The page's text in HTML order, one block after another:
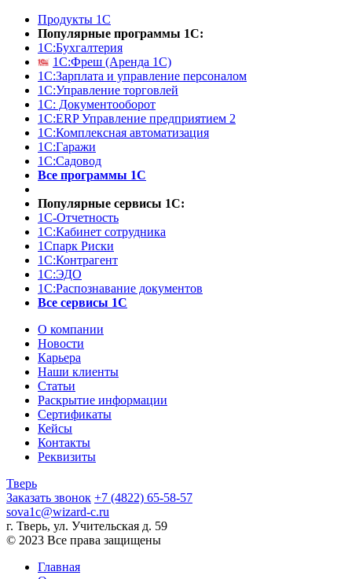
Продукты 1С
Популярные программы 1С:
1С:Бухгалтерия
1С:Фреш (Аренда 1С)
1С:Зарплата и управление персоналом
1С:Управление торговлей
1С: Документооборот
1С:ERP Управление предприятием 2
1С:Комплексная автоматизация
1С:Гаражи
1С:Садовод
Все программы 1С
Популярные сервисы 1С:
1С-Отчетность
1С:Кабинет сотрудника
1Спарк Риски
1С:Контрагент
1С:ЭДО
1С:Распознавание документов
Все сервисы 1С
О компании
Новости
Карьера
Наши клиенты
Статьи
Раскрытие информации
Сертификаты
Кейсы
Контакты
Реквизиты
Тверь
Заказать звонок +7 (4822) 65-58-57
sova1c@wizard-c.ru
г. Тверь, ул. Учительская д. 59
© 2023 Все права защищены
Главная